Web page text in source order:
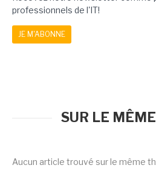
professionnels de l'IT!
JE M'ABONNE
SUR LE
Aucun article trouvé sur le même